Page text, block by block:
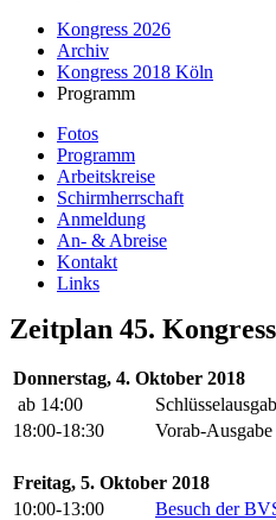
Kongress 2026
Archiv
Kongress 2018 Köln
Programm
Fotos
Programm
Arbeitskreise
Schirmherrschaft
Anmeldung
An- & Abreise
Kontakt
Links
Zeitplan 45.
Donnerstag, 4. Oktober 2018
ab 14:00
18:00-18:30
Vorab-Ausgabe
Freitag, 5. Oktober 2018
10:00-13:00
Besuch der